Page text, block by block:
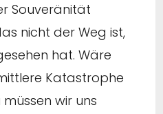
Souveränität
nicht der Weg ist,
hat. Wäre
Katastrophe
wir uns